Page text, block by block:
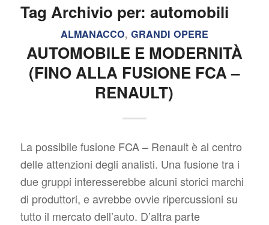
Tag Archivio per: automobili
ALMANACCO, GRANDI OPERE
AUTOMOBILE E MODERNITÀ
(FINO ALLA FUSIONE FCA –
RENAULT)
La possibile fusione FCA – Renault è al centro
delle attenzioni degli analisti. Una fusione tra i
due gruppi interesserebbe alcuni storici marchi
di produttori, e avrebbe ovvie ripercussioni su
tutto il mercato dell’auto. D’altra parte